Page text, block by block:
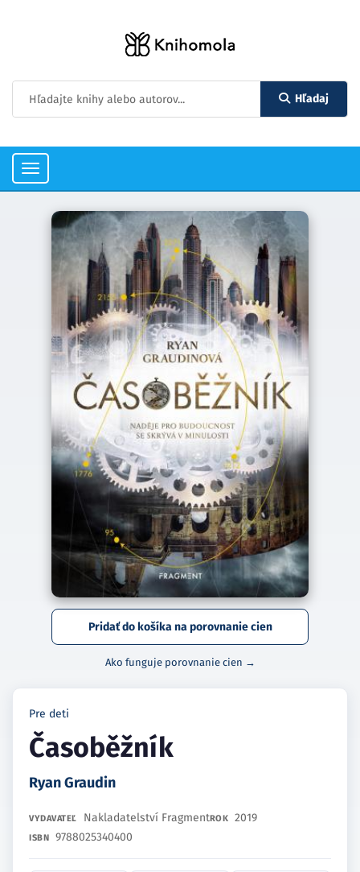
Hľadaj
Toggle
navigation
Pridať do košíka na porovnanie cien
Ako funguje porovnanie cien →
Pre deti
Časoběžník
Ryan Graudin
VYDAVATEĽ Nakladatelství FragmentROK 2019
ISBN 9788025340400